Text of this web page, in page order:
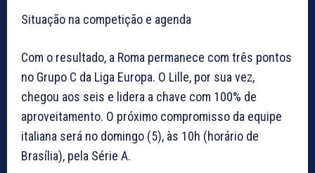
Situação na competição e agenda
Com o resultado, a Roma permanece com três pontos
no Grupo C da Liga Europa. O Lille, por sua vez,
chegou aos seis e lidera a chave com 100% de
aproveitamento. O próximo compromisso da equipe
italiana será no domingo (5), às 10h (horário de
Brasília), pela Série A.